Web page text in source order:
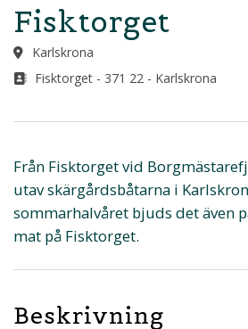
Fisktorget
Karlskrona
Fisktorget - 371 22 - Karlskrona
Från Fisktorget vid
utav skärgårdsbåtarna i
sommarhalvåret bjuds det även
mat på Fisktorget.
Beskrivning